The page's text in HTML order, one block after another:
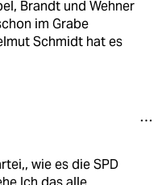
Brandt und Wehner
im Grabe
Schmidt hat es
wie es die SPD